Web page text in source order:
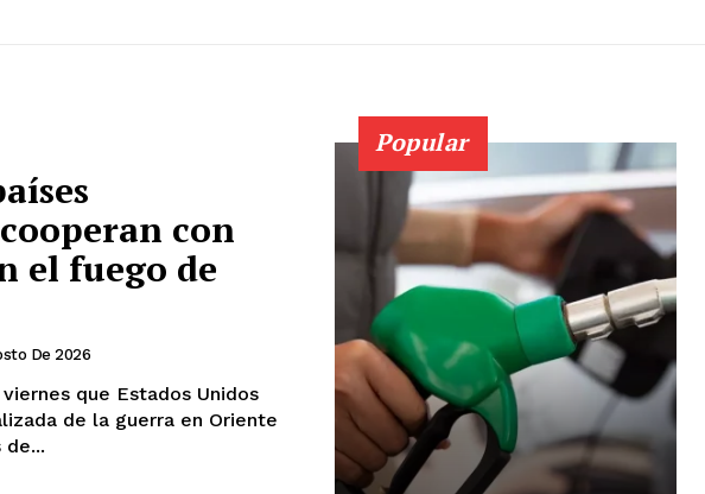
con
el fuego de
De 2026
que Estados Unidos
de la guerra en Oriente
Popular